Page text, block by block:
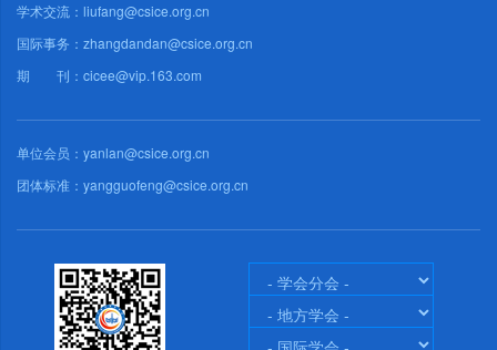
学术交流：liufang@csice.org.cn
国际事务：zhangdandan@csice.org.cn
期 刊：cicee@vip.163.com
单位会员：yanlan@csice.org.cn
团体标准：yangguofeng@csice.org.cn